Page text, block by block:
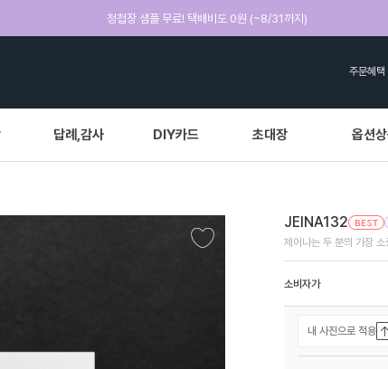
청첩장 샘플 무료! 택배비도 0원 (~8/31까지)
주문혜택
답례,감사 DIY카드 초대장 옵션
JEINA132
제이나는 두 분의 가장
소비자가
내 사진으로 적용